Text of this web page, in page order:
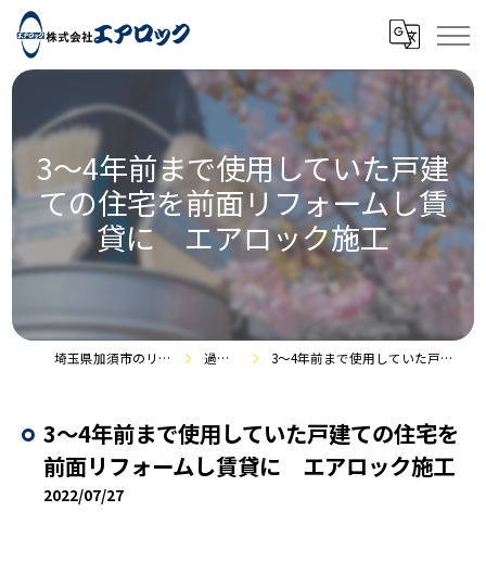
3～4年前まで使用していた戸建
ての住宅を前面リフォームし賃
貸に エアロック施工
埼玉県加須市のリフォームなら株式会社エアロック 過去の施工事例 3～4年前まで使用していた戸建ての住宅を前面リフォームし賃貸に エアロック施工
3～4年前まで使用していた戸建ての住宅を
前面リフォームし賃貸に エアロック施工
2022/07/27